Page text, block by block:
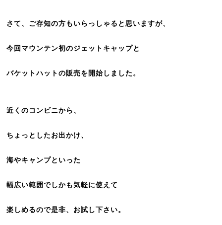
さて、ご存知の方もいらっしゃると思いますが、
今回マウンテン初のジェットキャップと
バケットハットの販売を開始しました。
近くのコンビニから、
ちょっとしたお出かけ、
海やキャンプといった
幅広い範囲でしかも気軽に使えて
楽しめるので是非、お試し下さい。